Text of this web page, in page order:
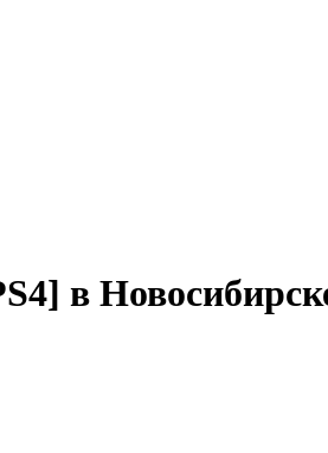
в